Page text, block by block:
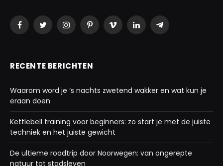
FacebookTwitterInstagramPinterestVimeoLinkedInTelegram
RECENTE BERICHTEN
Waarom word je ‘s nachts zwetend wakker en wat kun je
eraan doen
Kettlebell training voor beginners: zo start je met de juiste
techniek en het juiste gewicht
De ultieme roadtrip door Noorwegen: van ongerepte
natuur tot stadsleven